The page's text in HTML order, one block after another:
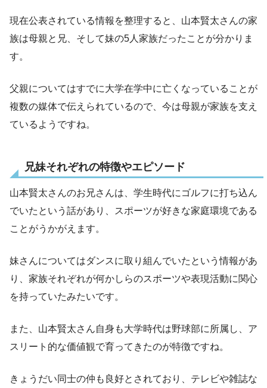
現在公表されている情報を整理すると、山本賢太さんの家
族は母親と兄、そして妹の5人家族だったことが分かりま
す。
父親についてはすでに大学在学中に亡くなっていることが
複数の媒体で伝えられているので、今は母親が家族を支え
ているようですね。
兄妹それぞれの特徴やエピソード
山本賢太さんのお兄さんは、学生時代にゴルフに打ち込ん
でいたという話があり、スポーツが好きな家庭環境である
ことがうかがえます。
妹さんについてはダンスに取り組んでいたという情報があ
り、家族それぞれが何かしらのスポーツや表現活動に関心
を持っていたみたいです。
また、山本賢太さん自身も大学時代は野球部に所属し、ア
スリート的な価値観で育ってきたのが特徴ですね。
きょうだい同士の仲も良好とされており、テレビや雑誌な